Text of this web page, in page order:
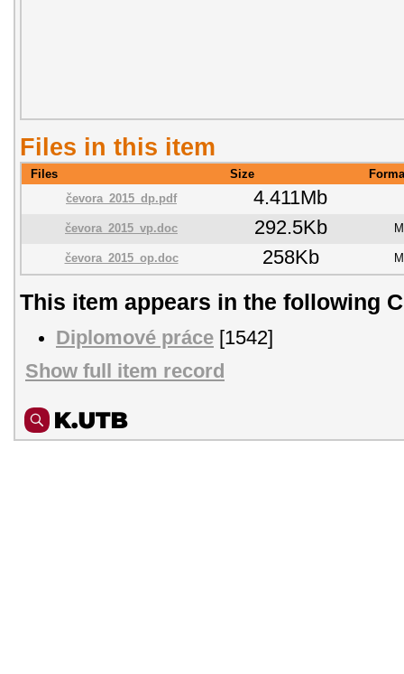
Files in this item
Files Size
čevora_2015_dp.pdf
4.411Mb
čevora_2015_vp.doc 292.5Kb
čevora_2015_op.doc 258Kb
This item appears in the following
Diplomové práce [1542]
Show full item record